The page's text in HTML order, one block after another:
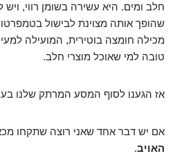
חלב ומים. היא עשירה בשומן רווי,
שהופך אותה מצוינת לבישול
מכילה חומצה בוטירית, המועילה
טובה למי שאוכל מוצרי חלב.
אז הגענו לסוף המסע המרתק שלנו
אם יש דבר אחד שאני רוצה שתקחו
האויב.